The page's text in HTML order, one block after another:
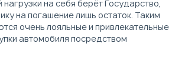
нагрузки на себя берёт Государство,
на погашение лишь остаток. Таким
очень лояльные и привлекательные
автомобиля посредством